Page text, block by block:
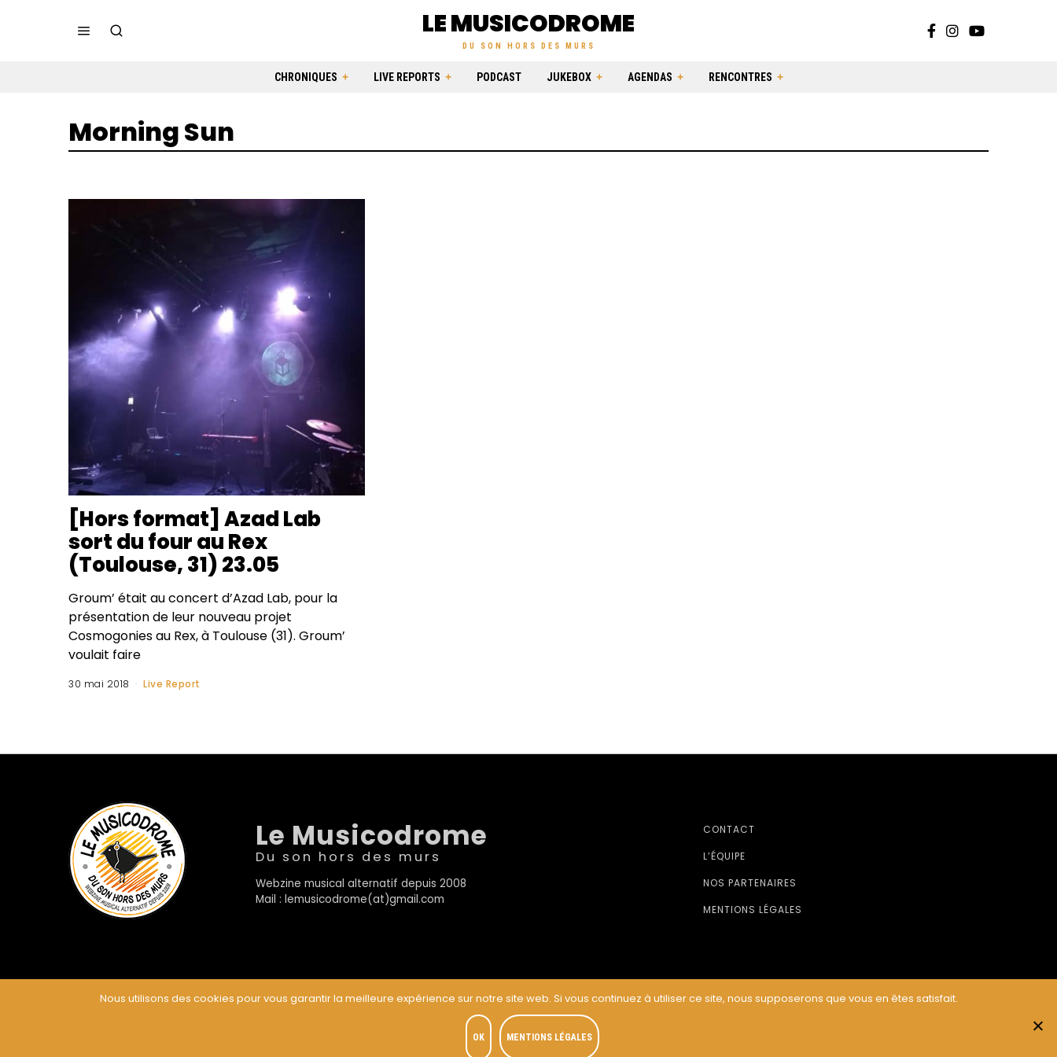
LE MUSICODROME
DU SON HORS DES MURS
CHRONIQUES LIVE REPORTS PODCAST JUKEBOX AGENDAS RENCONTRES
Morning Sun
[Hors format] Azad Lab
sort du four au Rex
(Toulouse, 31) 23.05
Groum’ était au concert d’Azad Lab, pour la
présentation de leur nouveau projet
Cosmogonies au Rex, à Toulouse (31). Groum’
voulait faire
30 mai 2018 Live Report
Le Musicodrome
Du son hors des murs
Webzine musical alternatif depuis 2008
Mail : lemusicodrome(at)gmail.com
CONTACT
L’ÉQUIPE
NOS PARTENAIRES
MENTIONS LÉGALES
Nous utilisons des cookies pour vous garantir la meilleure expérience sur notre site web. Si vous continuez à utiliser ce site, nous supposerons que vous en êtes satisfait.
OK MENTIONS LÉGALES